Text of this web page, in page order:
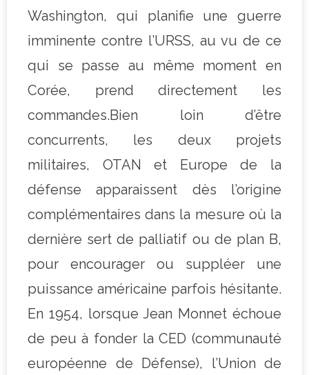
Washington, qui planifie une guerre
imminente contre l’URSS, au vu de ce
qui se passe au même moment en
Corée, prend directement les
commandes.Bien loin d’être
concurrents, les deux projets
militaires, OTAN et Europe de la
défense apparaissent dès l’origine
complémentaires dans la mesure où la
dernière sert de palliatif ou de plan B,
pour encourager ou suppléer une
puissance américaine parfois hésitante.
En 1954, lorsque Jean Monnet échoue
de peu à fonder la CED (communauté
européenne de Défense), l’Union de